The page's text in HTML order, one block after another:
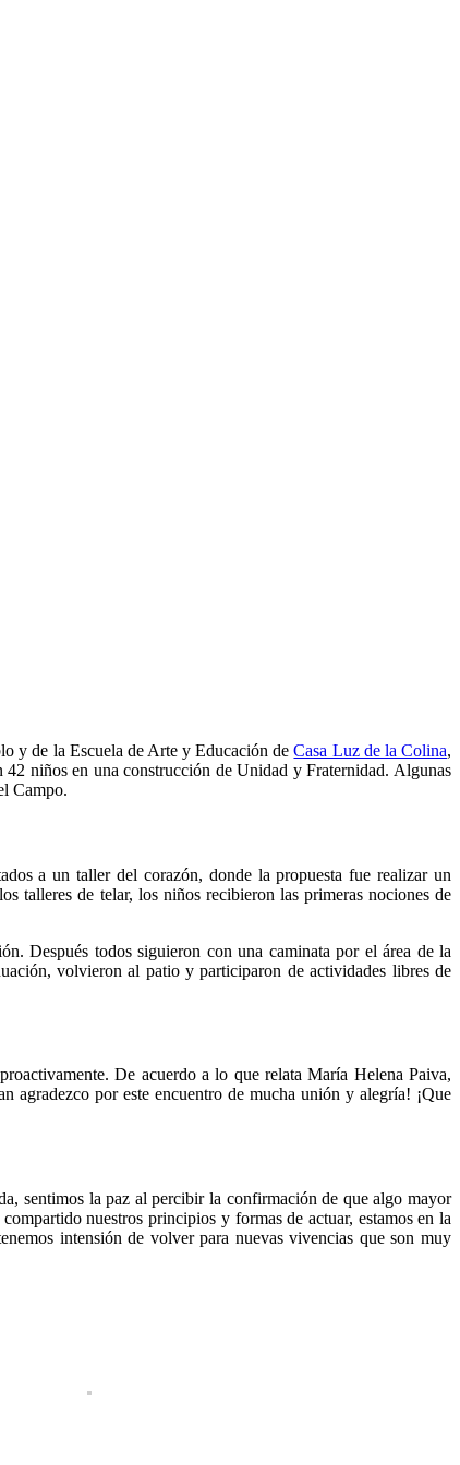
y de la Escuela de Arte y Educación deCasa Luz de la Colina,
niños en una construcción de Unidad y Fraternidad. Algunas
Campo.
a un taller del corazón, donde la propuesta fue realizar un
talleres de telar, los niños recibieron las primeras nociones de
Después todos siguieron con una caminata por el área de la
volvieron al patio y participaron de actividades libres de
De acuerdo a lo que relata María Helena Paiva,
agradezco por este encuentro de mucha unión y alegría! ¡Que
sentimos la paz al percibir la confirmación de que algo mayor
nuestros principios y formas de actuar, estamos en la
intensión de volver para nuevas vivencias que son muy